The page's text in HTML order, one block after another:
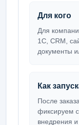
Для кого
Для
1С, CRM,
документы
Как
После
фиксируем
внедрения